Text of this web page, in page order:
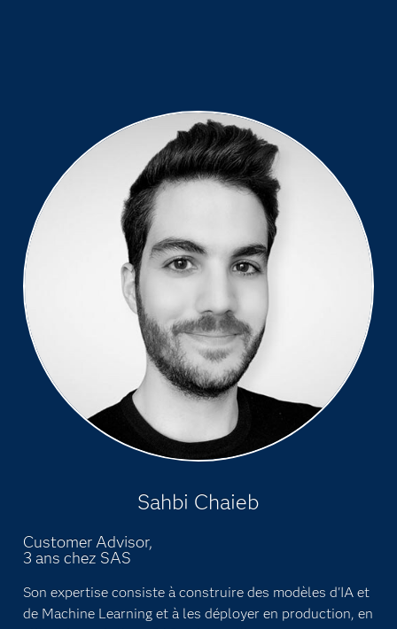
Sahbi Chaieb
Customer Advisor,
3 ans chez SAS
Son expertise consiste à construire des modèles d'IA et
de Machine Learning et à les déployer en production, en